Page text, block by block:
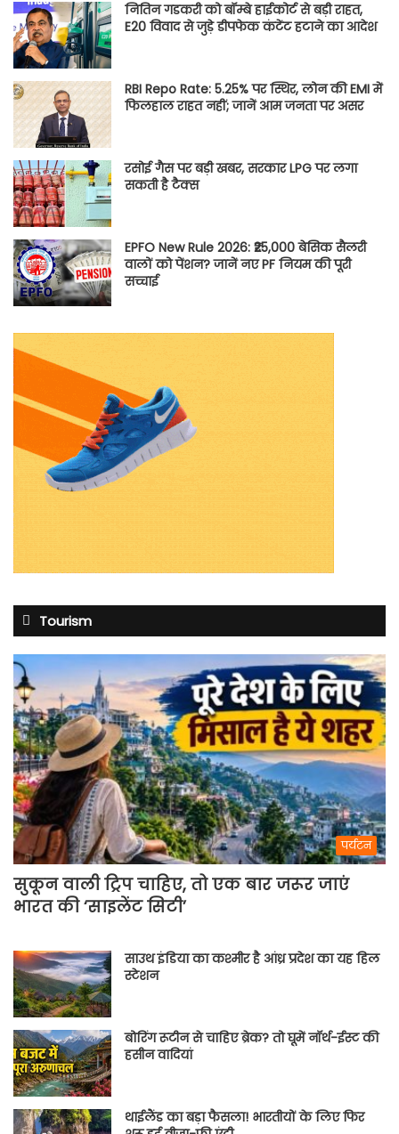
नितिन गडकरी को बॉम्बे हाईकोर्ट से बड़ी राहत,
E20 विवाद से जुड़े डीपफेक कंटेंट हटाने का आदेश
RBI Repo Rate: 5.25% पर स्थिर, लोन की EMI में
फिलहाल राहत नहीं; जानें आम जनता पर असर
रसोई गैस पर बड़ी खबर, सरकार LPG पर लगा
सकती है टैक्स
EPFO New Rule 2026: ₹25,000 बेसिक सैलरी
वालों को पेंशन? जानें नए PF नियम की पूरी
सच्चाई
Tourism
पर्यटन
सुकून वाली ट्रिप चाहिए, तो एक बार जरूर जाएं
भारत की ‘साइलेंट सिटी’
साउथ इंडिया का कश्मीर है आंध्र प्रदेश का यह हिल
स्टेशन
बोरिंग रूटीन से चाहिए ब्रेक? तो घूमें नॉर्थ-ईस्ट की
हसीन वादियां
थाईलैंड का बड़ा फैसला! भारतीयों के लिए फिर